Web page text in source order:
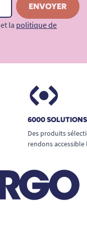
et la politique de
6000
Des produits
rendons